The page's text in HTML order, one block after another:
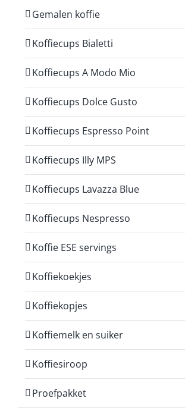
Gemalen koffie
Koffiecups Bialetti
Koffiecups A Modo Mio
Koffiecups Dolce Gusto
Koffiecups Espresso Point
Koffiecups Illy MPS
Koffiecups Lavazza Blue
Koffiecups Nespresso
Koffie ESE servings
Koffiekoekjes
Koffiekopjes
Koffiemelk en suiker
Koffiesiroop
Proefpakket